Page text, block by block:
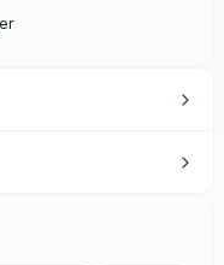
på alle kanter.